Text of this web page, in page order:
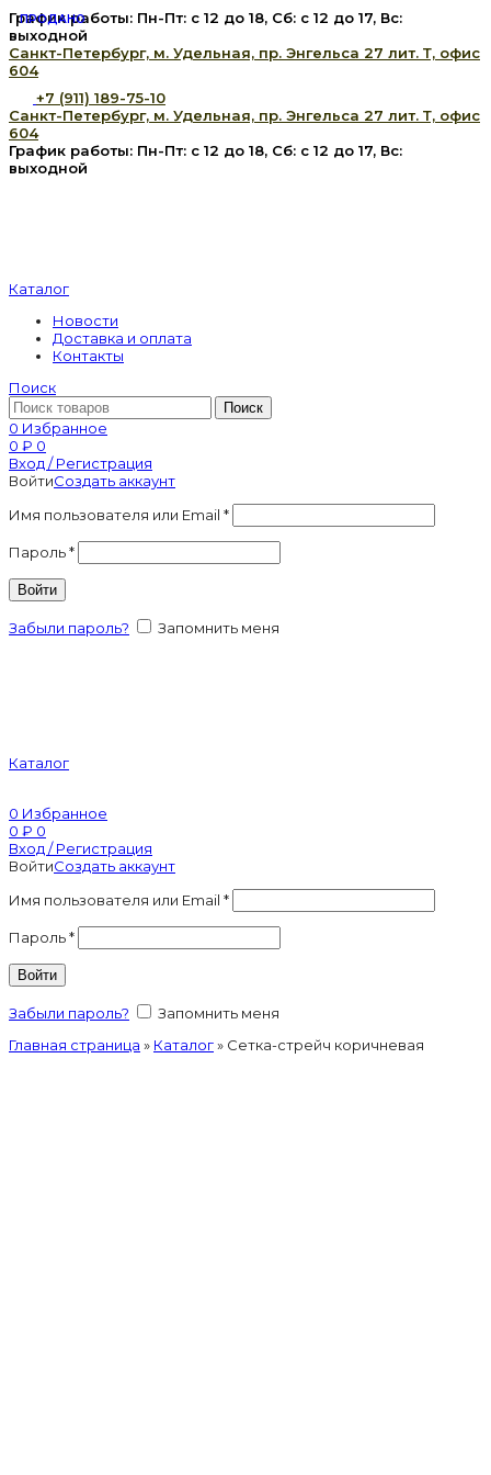
График работы: Пн-Пт: с 12 до 18, Сб: с 12 до 17, Вс:
выходной
Санкт-Петербург, м. Удельная, пр. Энгельса 27 лит. Т, офис
604
+7 (911) 189-75-10
Санкт-Петербург, м. Удельная, пр. Энгельса 27 лит. Т, офис
604
График работы: Пн-Пт: с 12 до 18, Сб: с 12 до 17, Вс:
выходной
Каталог
Новости
Доставка и оплата
Контакты
Поиск
Поиск
0 Избранное
0 ₽ 0
Вход / Регистрация
ВойтиСоздать аккаунт
Имя пользователя или Email *
Пароль*
Войти
Забыли пароль? Запомнить меня
Каталог
0 Избранное
0 ₽ 0
Вход / Регистрация
ВойтиСоздать аккаунт
Имя пользователя или Email *
Пароль*
Войти
Забыли пароль?
Запомнить меня
Главная страница » Каталог» Сетка-стрейч коричневая
ПРОДАНО